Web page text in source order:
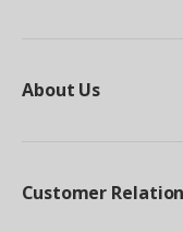
About Us
Customer